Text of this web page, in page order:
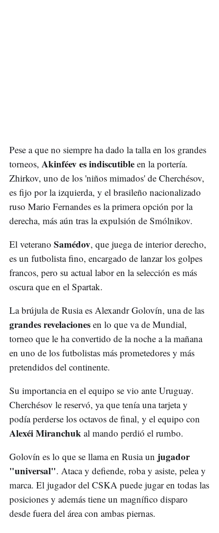
Pese a que no siempre ha dado la talla en los grandes
torneos, Akinféev es indiscutible en la portería.
Zhirkov, uno de los 'niños mimados' de Cherchésov,
es fijo por la izquierda, y el brasileño nacionalizado
ruso Mario Fernandes es la primera opción por la
derecha, más aún tras la expulsión de Smólnikov.
El veterano Samédov, que juega de interior derecho,
es un futbolista fino, encargado de lanzar los golpes
francos, pero su actual labor en la selección es más
oscura que en el Spartak.
La brújula de Rusia es Alexandr Golovín, una de las
grandes revelaciones en lo que va de Mundial,
torneo que le ha convertido de la noche a la mañana
en uno de los futbolistas más prometedores y más
pretendidos del continente.
Su importancia en el equipo se vio ante Uruguay.
Cherchésov le reservó, ya que tenía una tarjeta y
podía perderse los octavos de final, y el equipo con
Alexéi Miranchuk al mando perdió el rumbo.
Golovín es lo que se llama en Rusia un jugador
"universal". Ataca y defiende, roba y asiste, pelea y
marca. El jugador del CSKA puede jugar en todas las
posiciones y además tiene un magnífico disparo
desde fuera del área con ambas piernas.